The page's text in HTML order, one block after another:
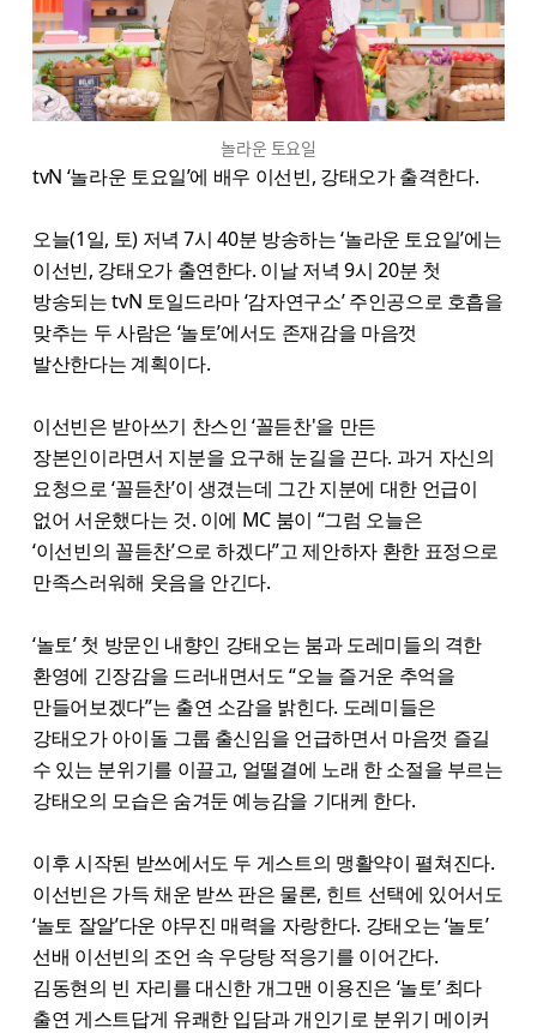
놀라운 토요일
tvN ‘놀라운 토요일’에 배우 이선빈, 강태오가 출격한다.
오늘(1일, 토) 저녁 7시 40분 방송하는 ‘놀라운 토요일’에는
이선빈, 강태오가 출연한다. 이날 저녁 9시 20분 첫
방송되는 tvN 토일드라마 ‘감자연구소’ 주인공으로 호흡을
맞추는 두 사람은 ‘놀토’에서도 존재감을 마음껏
발산한다는 계획이다.
이선빈은 받아쓰기 찬스인 ‘꼴듣찬'을 만든
장본인이라면서 지분을 요구해 눈길을 끈다. 과거 자신의
요청으로 ‘꼴듣찬’이 생겼는데 그간 지분에 대한 언급이
없어 서운했다는 것. 이에 MC 붐이 “그럼 오늘은
‘이선빈의 꼴듣찬’으로 하겠다”고 제안하자 환한 표정으로
만족스러워해 웃음을 안긴다.
‘놀토’ 첫 방문인 내향인 강태오는 붐과 도레미들의 격한
환영에 긴장감을 드러내면서도 “오늘 즐거운 추억을
만들어보겠다”는 출연 소감을 밝힌다. 도레미들은
강태오가 아이돌 그룹 출신임을 언급하면서 마음껏 즐길
수 있는 분위기를 이끌고, 얼떨결에 노래 한 소절을 부르는
강태오의 모습은 숨겨둔 예능감을 기대케 한다.
이후 시작된 받쓰에서도 두 게스트의 맹활약이 펼쳐진다.
이선빈은 가득 채운 받쓰 판은 물론, 힌트 선택에 있어서도
‘놀토 잘알’다운 야무진 매력을 자랑한다. 강태오는 ‘놀토’
선배 이선빈의 조언 속 우당탕 적응기를 이어간다.
김동현의 빈 자리를 대신한 개그맨 이용진은 ‘놀토’ 최다
출연 게스트답게 유쾌한 입담과 개인기로 분위기 메이커